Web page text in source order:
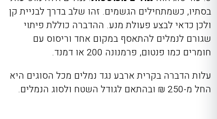
בסתיו, כשמתחילים הגשמים. זהו שלב בדרך לבניית קן
ולכן כדאי לבצע פעולת מנע. ההדברה כוללת פיתוי
שגורם לנמלים להתאסף במקום אחד וריסוס עם
חומרים כמו פנטום, פרמנונה 200 או דמנד.
עלות הדברה בקרית ארבע נגד נמלים מכל הסוגים היא
החל מ-250 ₪ ובהתאם לגודל השטח ולסוג הנמלים.